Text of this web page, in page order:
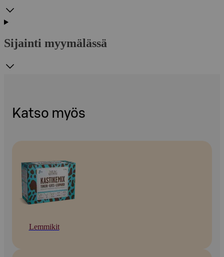
Sijainti myymälässä
Katso myös
Lemmikit